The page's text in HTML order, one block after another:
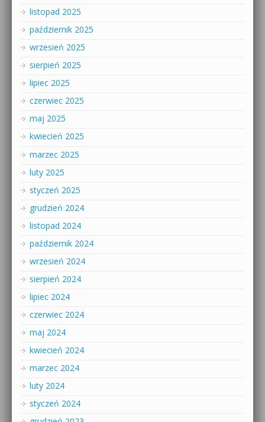
listopad 2025
październik 2025
wrzesień 2025
sierpień 2025
lipiec 2025
czerwiec 2025
maj 2025
kwiecień 2025
marzec 2025
luty 2025
styczeń 2025
grudzień 2024
listopad 2024
październik 2024
wrzesień 2024
sierpień 2024
lipiec 2024
czerwiec 2024
maj 2024
kwiecień 2024
marzec 2024
luty 2024
styczeń 2024